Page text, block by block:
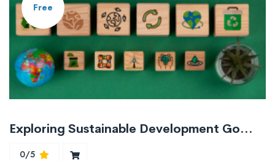
Free
Exploring Sustainable Development Goals with an Emphasis on the Social Pillar
0/5